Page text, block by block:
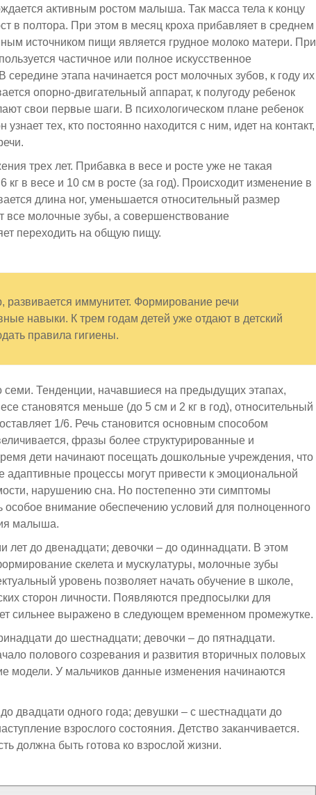
активным ростом малыша. Такмасса тела к концу
в полтора. При этом в месяц кроха прибавляет в среднем
источником пищи является грудное молоко матери. При
частичное или полное искусственное
этапа начинается рост молочных зубов, к году их
опорно-двигательный аппарат, к полугоду ребенок
свои первые шаги. В психологическом плане ребенок
узнаеттех, кто постоянно находится с ним, идетна контакт,
трехлет. Прибавка в весе и росте уже не такая
6 кгв весе и 10 см в росте (за год). Происходит изменение в
длина ног, уменьшается относительный размер
все молочные зубы, а совершенствование
переходить на общую пищу.
иммунитет. Формирование речи
навыки. К трем годам детей уже отдают в детский
правила гигиены.
семи. Тенденции, начавшиеся на предыдущих этапах,
становятся меньше (до 5 см и 2 кгв год), относительный
1/6. Речь становится основным способом
фразы более структурированные и
дети начинают посещать дошкольные учреждения, что
адаптивные процессы могут привести к эмоциональной
нарушению сна. Но постепенно эти симптомы
особое внимание обеспечению условий для полноценного
малыша.
лет до двенадцати; девочки – до одиннадцати. В этом
скелета и мускулатуры, молочные зубы
уровень позволяет начать обучение в школе,
сторон личности. Появляются предпосылки для
сильнее выражено в следующем временном промежутке.
до шестнадцати; девочки – до пятнадцати.
полового созревания и развития вторичных половых
модели. У мальчиков данные изменения начинаются
двадцати одного года; девушки – с шестнадцати до
взрослого состояния. Детство заканчивается.
должна быть готова ко взрослой жизни.